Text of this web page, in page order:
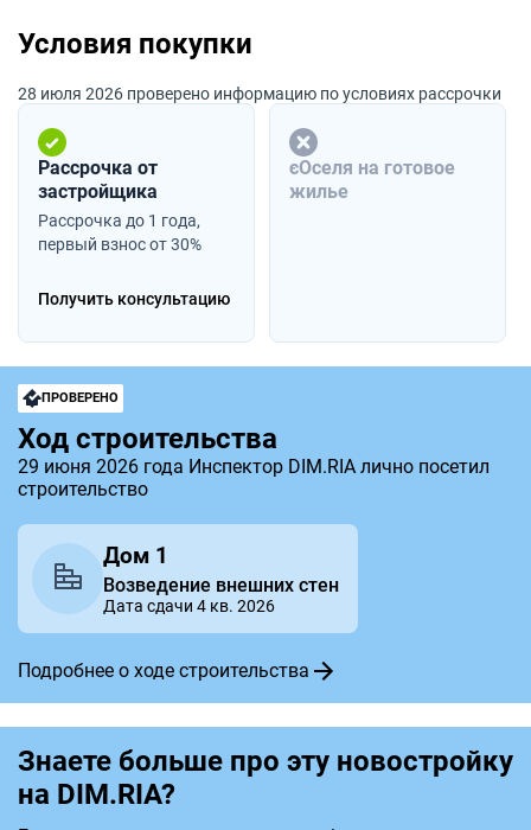
Условия покупки
28 июля 2026 проверено информацию по условиях рассрочки
Рассрочка от
застройщика
Рассрочка до 1 года,
первый взнос от 30%
Получить консультацию
єОселя на готовое
жилье
ПРОВЕРЕНО
Ход строительства
29 июня 2026 года Инспектор DIM.RIA лично посетил
строительство
Дом 1
Возведение внешних стен
Дата сдачи 4 кв. 2026
Подробнее о ходе строительства
Знаете больше про эту новостройку
на DIM.RIA?